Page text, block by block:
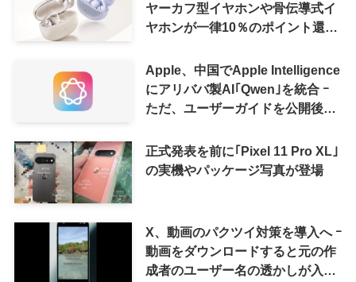
ヤーカフ型イヤホンや骨伝導式イ
ヤホンが一律10％のポイント還元
Apple、中国でApple Intelligence
にアリババ製AI｢Qwen｣を統合 ｰ
ただ、ユーザーガイドを公開後に
正式発表を前に｢Pixel 11 Pro XL｣
の実機やパッケージ写真が登場
X、動画のパクツイ対策を導入へ ｰ
動画をダウンロードすると元の作
成者のユーザー名の透かしが入る